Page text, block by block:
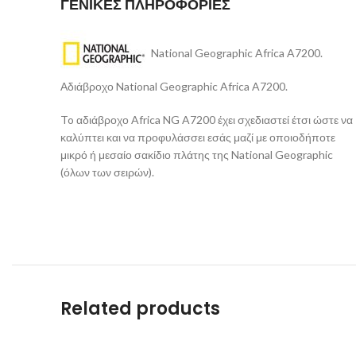
ΓΕΝΙΚΕΣ ΠΛΗΡΟΦΟΡΙΕΣ
National Geographic Africa A7200.
Αδιάβροχο National Geographic Africa A7200.
To αδιάβροχο Africa NG A7200 έχει σχεδιαστεί έτσι ώστε να
καλύπτει και να προφυλάσσει εσάς μαζί με οποιοδήποτε
μικρό ή μεσαίο σακίδιο πλάτης της National Geographic
(όλων των σειρών).
Related products